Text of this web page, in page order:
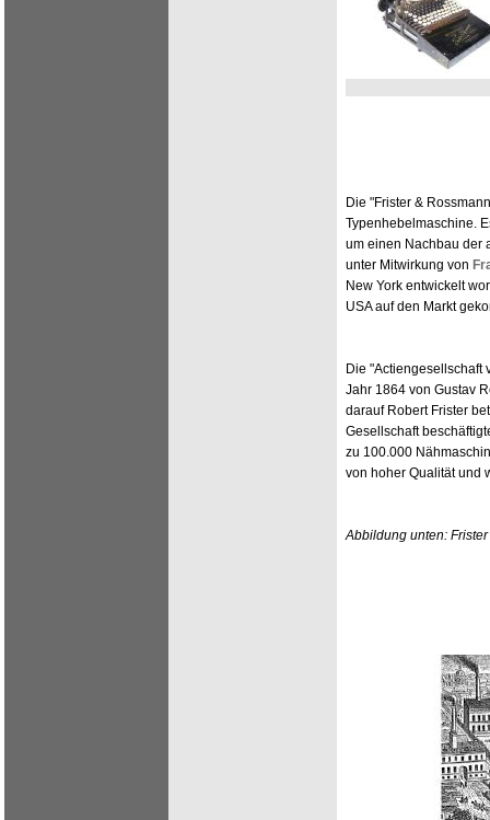
Die "Frister &
Typenhebelmaschine.
um einen Nachbau der
unter Mitwirkung von
New York entwickelt
USA auf den Markt
Die "Actiengesellschaft
Jahr 1864 von Gustav
darauf Robert Frister
Gesellschaft
zu 100.000
von hoher Qualität und
Abbildung unten: